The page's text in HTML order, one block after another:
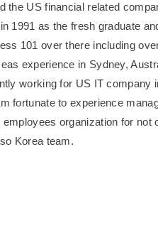
the US financial related
1991 as the fresh graduate
101 over there including
experience in Sydney,
working for US IT company
fortunate to experience
employees organization for not
Korea team.